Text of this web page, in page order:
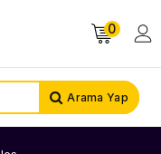
0
Arama Yap